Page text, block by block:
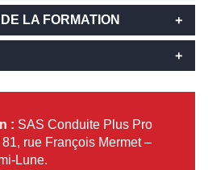
civiles et pénales du
: analyse des situations de
liés aux déplacements
et mises en situation de
positionnement en début et fin
par observation en
de fin de formation.
LA FORMATION
de 7 heures chacune
: SAS Conduite Plus Pro
81, rue François Mermet –
Lune.